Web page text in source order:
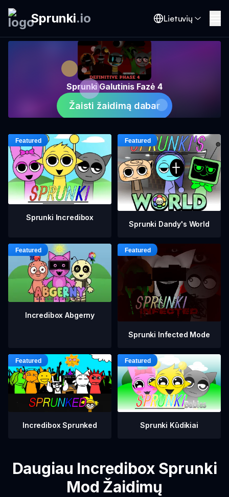
Sprunki.io Lietuvių
Sprunki Galutinis Fazė 4
Žaisti žaidimą dabar
Sprunki Incredibox
Sprunki Dandy's World
Incredibox Abgerny
Sprunki Infected Mode
Incredibox Sprunked Sprunki Kūdikiai
Daugiau Incredibox Sprunki
Mod Žaidimų